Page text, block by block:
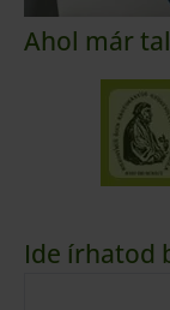
Ahol már
Ide írhatod